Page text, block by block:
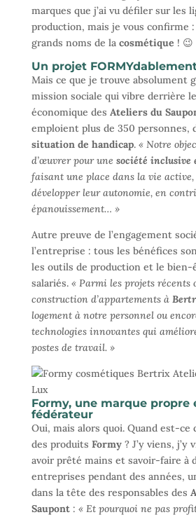
marques que j’ai vu défiler sur les
production, mais je vous confirme
grands noms de la cosmétique ! 😉
Un projet
Mais ce que je trouve absolument
mission sociale qui vibre derrière
économique des Ateliers du
emploient plus de 350 personnes,
situation de handicap. « Notre
d’œuvrer pour une société inclusive
faisant une place dans la vie
développer leur autonomie, en
épanouissement… »
Autre preuve de l’engagement
l’entreprise : tous les bénéfices
les outils de production et le bien-
salariés. « Parmi les projets récents
construction d’appartements à
logement à notre personnel ou
technologies innovantes qui
postes de travail. »
Formy, une marque propre
fédérateur
Oui, mais alors quoi. Quand est-ce
des produits Formy? J’y viens, j’y
avoir prêté mains et savoir-faire à
entreprises pendant des années,
dans la tête des responsables des
Saupont: « Et pourquoi ne pas